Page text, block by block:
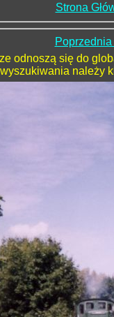
Strona
odnoszą się do
należy